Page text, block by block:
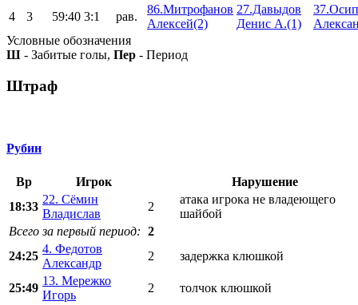
4
3 59:40 3:1 рав.
86.Митрофанов
Алексей(2)
27.Давыдов
Денис А.(1)
Условные обозначения
Ш - Забитые голы, Пер - Период
Штраф
Рубин
Вр Игрок
Нарушение
18:33
22. Сёмин
Владислав
2
атака игрока не владеющего
шайбой
Всего за первый период: 2
24:25
4. Федотов
Александр
2 задержка клюшкой
25:49
13. Мережко
Игорь
2 толчок клюшкой